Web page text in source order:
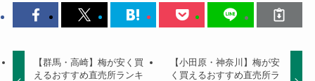
【群馬・高崎】梅が安く買
えるおすすめ直売所ランキ
【小田原・神奈川】梅が安
く買えるおすすめ直売所ラ